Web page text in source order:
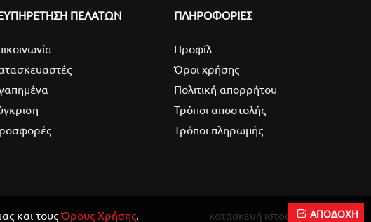
ΠΕΛΑΤΩΝ ΠΛΗΡΟΦΟΡΙΕΣ
Προφίλ
Όροι χρήσης
Πολιτική απορρήτου
Τρόποι αποστολής
Τρόποι πληρωμής
κατασκευή ιστοσελίδαςReweb
ΑΠΟΔΟΧΗ
και τουςΌρους Χρήσης.